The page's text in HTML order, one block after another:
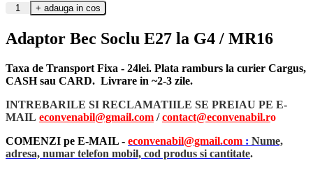
Adaptor Bec Soclu E27 la G4 / MR16
Taxa de Transport Fixa - 24lei. Plata ramburs la curier Cargus,
CASH sau CARD. Livrare in ~2-3 zile.
INTREBARILE SI RECLAMATIILE SE PREIAU PE E-
MAIL econvenabil@gmail.com /contact@econvenabil.ro
COMENZI pe E-MAIL - econvenabil@gmail.com : Nume,
adresa, numar telefon mobil, cod produs si cantitate.